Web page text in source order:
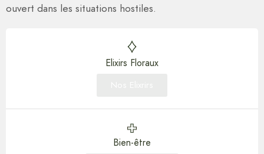
ouvert dans les situations hostiles.
Elixirs Floraux
Bien-être